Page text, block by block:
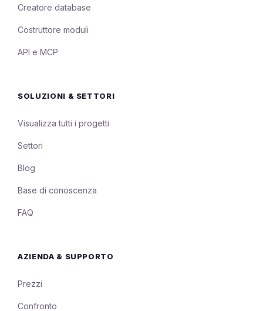
Creatore database
Costruttore moduli
API e MCP
SOLUZIONI & SETTORI
Visualizza tutti i progetti
Settori
Blog
Base di conoscenza
FAQ
AZIENDA & SUPPORTO
Prezzi
Confronto